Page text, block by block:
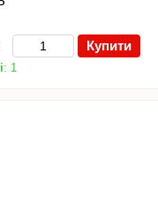
Купити
: 1